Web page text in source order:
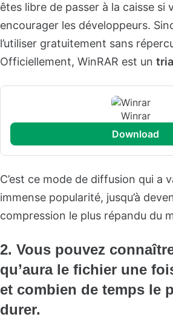
êtes libre de passer à la caisse si
encourager les développeurs.
l’utiliser gratuitement sans
Officiellement, WinRAR est un
Winrar
download
C’est ce mode de diffusion qui a
immense popularité, jusqu’à
compression le plus répandu du
2. Vous pouvez
qu’aura le fichier une
et combien de temps le
durer.